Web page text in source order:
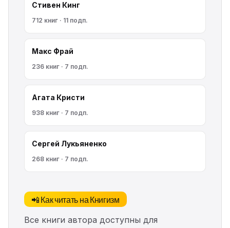
Стивен Кинг
712 книг · 11 подп.
Макс Фрай
236 книг · 7 подп.
Агата Кристи
938 книг · 7 подп.
Сергей Лукьяненко
268 книг · 7 подп.
📲 Как читать на Книгизм
Все книги автора доступны для